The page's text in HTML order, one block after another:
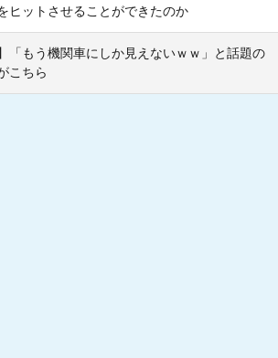
ヒットさせることができたのか
「もう機関車にしか見えないｗｗ」と話題の
こちら